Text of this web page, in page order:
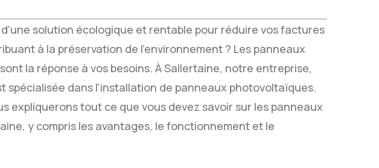
solution écologique et rentable pour réduire vos factures
à la préservation de l'environnement ? Les panneaux
la réponse à vos besoins. À Sallertaine, notre entreprise,
spécialisée dans l'installation de panneaux photovoltaïques.
expliquerons tout ce que vous devez savoir sur les panneaux
y compris les avantages, le fonctionnement et le